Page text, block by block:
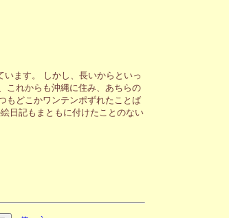
ます。 しかし、長いからといっ
これからも沖縄に住み、あちらの
もどこかワンテンポずれたことば
日記もまともに付けたことのない